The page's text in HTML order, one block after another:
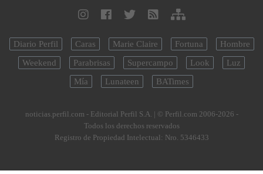
Diario Perfil Caras Marie Claire Fortuna
Hombre
Weekend
Parabrisas Supercampo Look
Luz
Mía
Lunateen BATimes
noticias.perfil.com - Editorial Perfil S.A. | © Perfil.com 2006-2026 -
Todos los derechos reservados
Registro de Propiedad Intelectual: Nro. 5346433